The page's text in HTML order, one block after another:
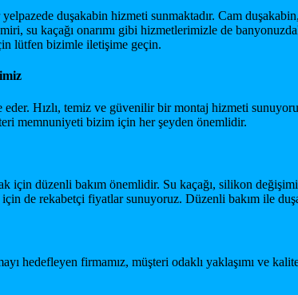
duşakabin hizmeti sunmaktadır. Cam
su kaçağı onarımı gibi hizmetlerimizle de
lütfen bizimle iletişime geçin.
Hızlı, temiz ve güvenilir bir montaj hizmeti
memnuniyeti bizim için her şeyden önemlidir.
düzenli bakım önemlidir. Su kaçağı, silikon
de rekabetçi fiyatlar sunuyoruz. Düzenli bakım ile
hedefleyen firmamız, müşteri odaklı yaklaşımı ve